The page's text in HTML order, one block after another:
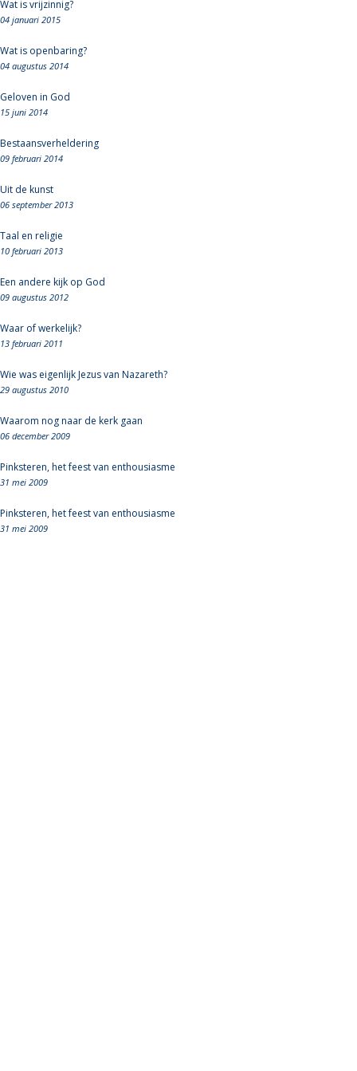
Wat is vrijzinnig?
04 januari 2015
Wat is openbaring?
04 augustus 2014
Geloven in God
15 juni 2014
Bestaansverheldering
09 februari 2014
Uit de kunst
06 september 2013
Taal en religie
10 februari 2013
Een andere kijk op God
09 augustus 2012
Waar of werkelijk?
13 februari 2011
Wie was eigenlijk Jezus van Nazareth?
29 augustus 2010
Waarom nog naar de kerk gaan
06 december 2009
Pinksteren, het feest van enthousiasme
31 mei 2009
Pinksteren, het feest van enthousiasme
31 mei 2009